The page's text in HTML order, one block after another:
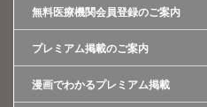
無料医療機関会員登録のご案内
プレミアム掲載のご案内
漫画でわかるプレミアム掲載